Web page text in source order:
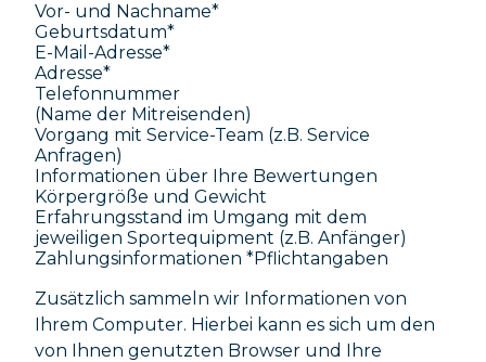
Vor- und Nachname*
Geburtsdatum*
E-Mail-Adresse*
Adresse*
Telefonnummer
(Name der Mitreisenden)
Vorgang mit Service-Team (z.B. Service
Anfragen)
Informationen über Ihre Bewertungen
Körpergröße und Gewicht
Erfahrungsstand im Umgang mit dem
jeweiligen Sportequipment (z.B. Anfänger)
Zahlungsinformationen *Pflichtangaben
Zusätzlich sammeln wir Informationen von
Ihrem Computer. Hierbei kann es sich um den
von Ihnen genutzten Browser und Ihre